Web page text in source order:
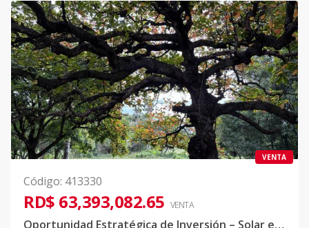
VENTA
Código: 413330
RD$ 63,393,082.65 VENTA
Oportunidad Estratégica de Inversión – Solar en Jacagua Arriba